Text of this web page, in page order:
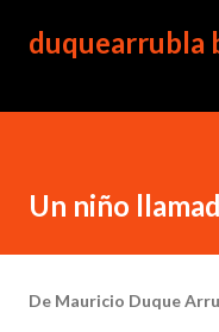
Ir
duquearrubla
Un niño
De Mauricio Duque